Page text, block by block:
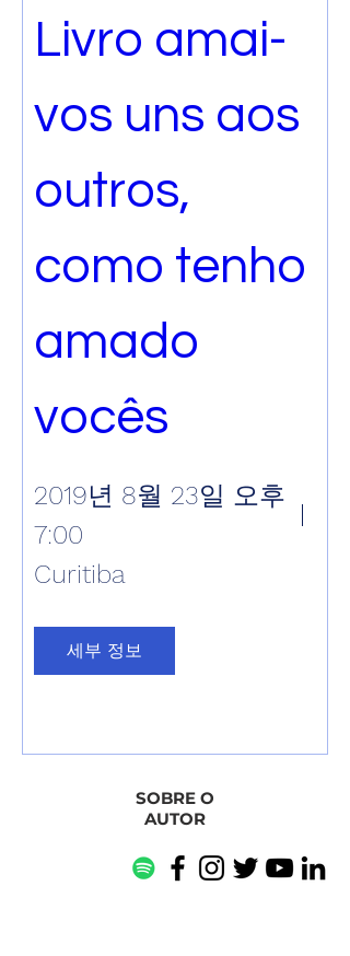
Livro amai-
vos uns aos
outros,
como tenho
amado
vocês
2019년 8월 23일 오후
7:00
Curitiba
세부 정보
SOBRE O
AUTOR